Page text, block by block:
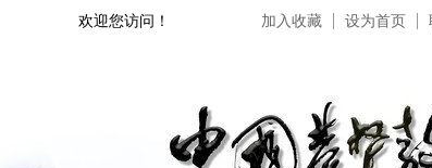
欢迎您访问！ 加入收藏 设为首页